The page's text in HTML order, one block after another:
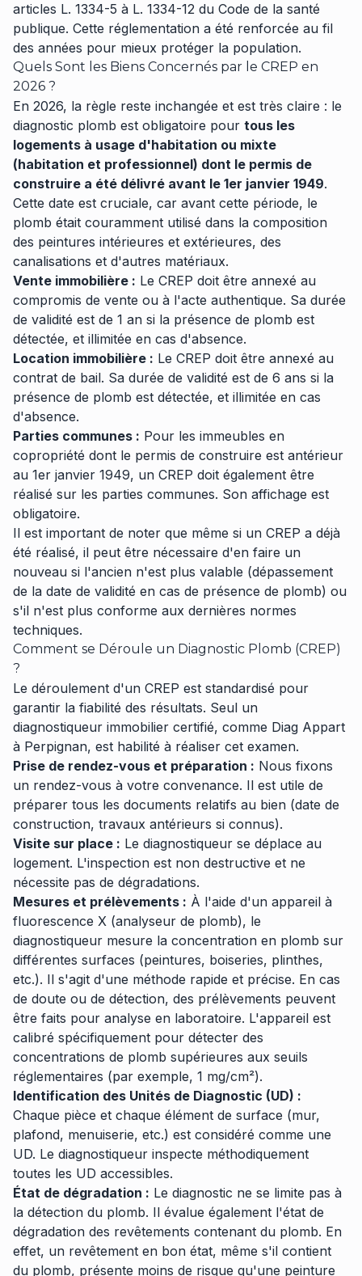
articles L. 1334-5 à L. 1334-12 du Code de la santé
publique. Cette réglementation a été renforcée au fil
des années pour mieux protéger la population.
Quels Sont les Biens Concernés par le CREP en
2026 ?
En 2026, la règle reste inchangée et est très claire : le
diagnostic plomb est obligatoire pour tous les
logements à usage d'habitation ou mixte
(habitation et professionnel) dont le permis de
construire a été délivré avant le 1er janvier 1949.
Cette date est cruciale, car avant cette période, le
plomb était couramment utilisé dans la composition
des peintures intérieures et extérieures, des
canalisations et d'autres matériaux.
Vente immobilière : Le CREP doit être annexé au
compromis de vente ou à l'acte authentique. Sa durée
de validité est de 1 an si la présence de plomb est
détectée, et illimitée en cas d'absence.
Location immobilière : Le CREP doit être annexé au
contrat de bail. Sa durée de validité est de 6 ans si la
présence de plomb est détectée, et illimitée en cas
d'absence.
Parties communes : Pour les immeubles en
copropriété dont le permis de construire est antérieur
au 1er janvier 1949, un CREP doit également être
réalisé sur les parties communes. Son affichage est
obligatoire.
Il est important de noter que même si un CREP a déjà
été réalisé, il peut être nécessaire d'en faire un
nouveau si l'ancien n'est plus valable (dépassement
de la date de validité en cas de présence de plomb) ou
s'il n'est plus conforme aux dernières normes
techniques.
Comment se Déroule un Diagnostic Plomb (CREP)
?
Le déroulement d'un CREP est standardisé pour
garantir la fiabilité des résultats. Seul un
diagnostiqueur immobilier certifié, comme Diag Appart
à Perpignan, est habilité à réaliser cet examen.
Prise de rendez-vous et préparation : Nous fixons
un rendez-vous à votre convenance. Il est utile de
préparer tous les documents relatifs au bien (date de
construction, travaux antérieurs si connus).
Visite sur place : Le diagnostiqueur se déplace au
logement. L'inspection est non destructive et ne
nécessite pas de dégradations.
Mesures et prélèvements : À l'aide d'un appareil à
fluorescence X (analyseur de plomb), le
diagnostiqueur mesure la concentration en plomb sur
différentes surfaces (peintures, boiseries, plinthes,
etc.). Il s'agit d'une méthode rapide et précise. En cas
de doute ou de détection, des prélèvements peuvent
être faits pour analyse en laboratoire. L'appareil est
calibré spécifiquement pour détecter des
concentrations de plomb supérieures aux seuils
réglementaires (par exemple, 1 mg/cm²).
Identification des Unités de Diagnostic (UD) :
Chaque pièce et chaque élément de surface (mur,
plafond, menuiserie, etc.) est considéré comme une
UD. Le diagnostiqueur inspecte méthodiquement
toutes les UD accessibles.
État de dégradation : Le diagnostic ne se limite pas à
la détection du plomb. Il évalue également l'état de
dégradation des revêtements contenant du plomb. En
effet, un revêtement en bon état, même s'il contient
du plomb, présente moins de risque qu'une peinture